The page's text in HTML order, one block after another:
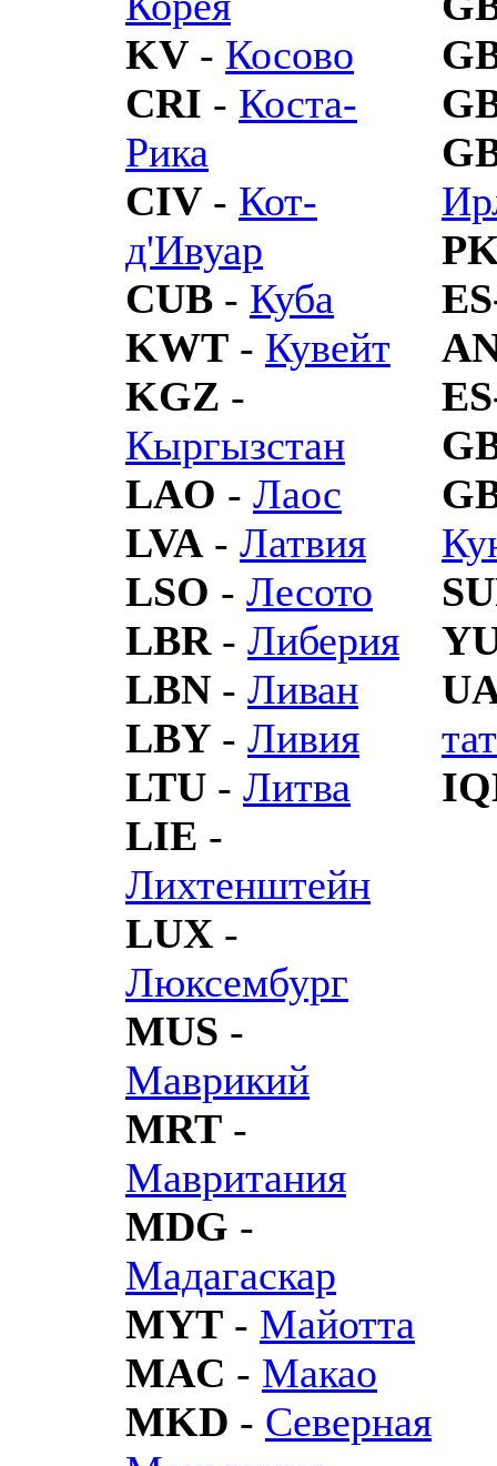
KV - Косово
CRI - Коста-
Рика
CIV - Кот-
д'Ивуар
CUB - Куба
KWT - Кувейт
KGZ -
Кыргызстан
LAO - Лаос
LVA - Латвия
LSO - Лесото
LBR- Либерия
LBN - Ливан
LBY - Ливия
LTU - Литва
LIE -
Лихтенштейн
LUX -
Люксембург
MUS -
Маврикий
MRT -
Мавритания
MDG -
Мадагаскар
MYT - Майотта
MAC - Макао
MKD - Северная